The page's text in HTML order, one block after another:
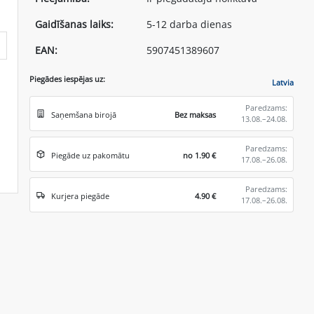
Gaidīšanas laiks:
5-12 darba dienas
EAN:
5907451389607
Piegādes iespējas uz: Latvia
Saņemšana birojā Bez maksas
Paredzams:
13.08.–24.08.
Piegāde uz pakomātu no 1.90 €
Paredzams:
17.08.–26.08.
Kurjera piegāde 4.90 €
Paredzams:
17.08.–26.08.